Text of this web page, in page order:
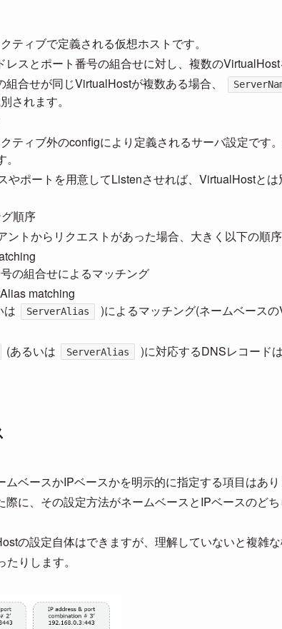
ティブで定義される仮想ホストです。
スとポート番号の組合せに対し、複数のVirtualHost
合せが同じVirtualHostが複数ある場合、
されます。
ティブ外のconfigにより定義されるサーバ設定です
やポートを用意してListenさせれば、VirtualHostと
順序
トからリクエストがあった場合、大きく以下の順序
の組合せによるマッチング
matching
は ServerAlias
)によるマッチング(ネームベース
(あるいは ServerAlias
)に対応するDNSレコード
ベースかIPベースかを明示的に指定する項目はあり
に、その設定方法がネームベースとIPベースのど
の設定自体はできますが、理解していないと複雑
りします。